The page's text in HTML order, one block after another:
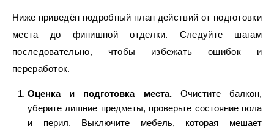
Ниже приведён подробный план действий от подготовки
места до финишной отделки. Следуйте шагам
последовательно, чтобы избежать ошибок и
переработок.
Оценка и подготовка места.Очистите балкон,
уберите лишние предметы, проверьте состояние пола
и перил. Выключите мебель, которая мешает